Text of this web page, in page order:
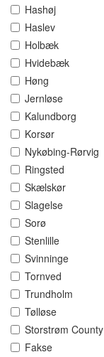
Hashøj
Haslev
Holbæk
Hvidebæk
Høng
Jernløse
Kalundborg
Korsør
Nykøbing-Rørvig
Ringsted
Skælskør
Slagelse
Sorø
Stenlille
Svinninge
Tornved
Trundholm
Tølløse
Storstrøm County
Fakse